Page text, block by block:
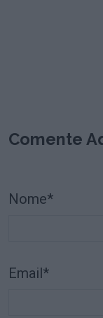
Comente
Nome*
Email*